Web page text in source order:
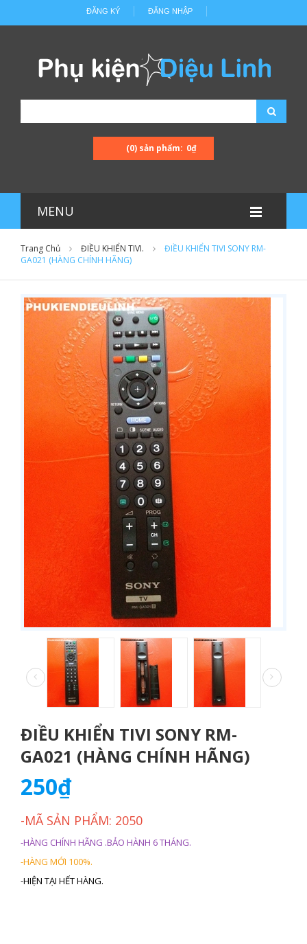
ĐĂNG NHẬP
ĐĂNG KÝ
(0) sản phẩm: 0₫
MENU
Trang Chủ ĐIỀU KHIỂN TIVI.
ĐIỀU KHIỂN TIVI SONY RM-
GA021 (HÀNG CHÍNH HÃNG)
ĐIỀU KHIỂN TIVI SONY RM-
GA021 (HÀNG CHÍNH HÃNG)
250₫
-MÃ SẢN PHẨM: 2050
-HÀNG CHÍNH HÃNG .BẢO HÀNH 6 THÁNG.
-HÀNG MỚI 100%.
-HIỆN TẠI HẾT HÀNG.